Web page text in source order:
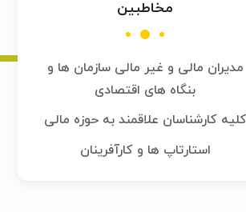
مخاطبین
مدیران مالی و غیر مالی سازمان ها و
بنگاه های اقتصادی
کلیه کارشناسان علاقمند به حوزه مالی
استارتاپ ها و کارآفرینان